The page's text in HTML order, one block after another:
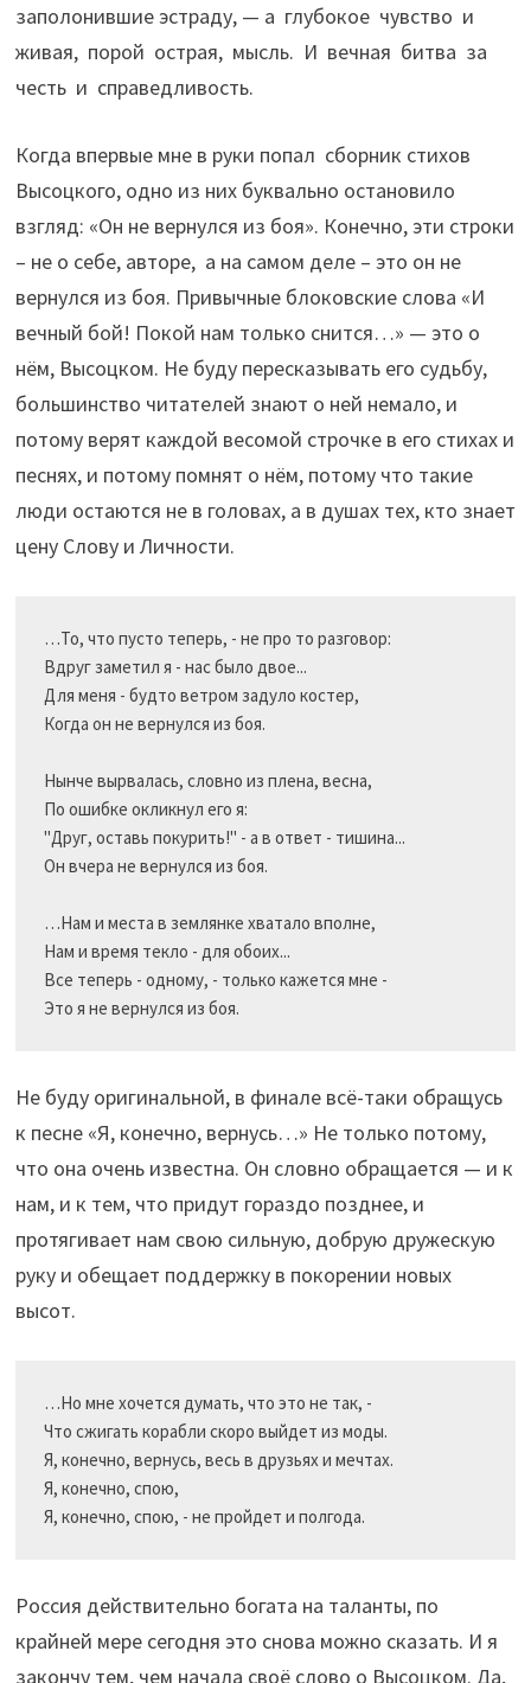
заполонившие эстраду, — а глубокое чувство и
живая, порой острая, мысль. И вечная битва за
честь и справедливость.
Когда впервые мне в руки попал сборник стихов
Высоцкого, одно из них буквально остановило
взгляд: «Он не вернулся из боя». Конечно, эти строки
– не о себе, авторе, а на самом деле – это он не
вернулся из боя. Привычные блоковские слова «И
вечный бой! Покой нам только снится…» — это о
нём, Высоцком. Не буду пересказывать его судьбу,
большинство читателей знают о ней немало, и
потому верят каждой весомой строчке в его стихах и
песнях, и потому помнят о нём, потому что такие
люди остаются не в головах, а в душах тех, кто знает
цену Слову и Личности.
…То, что пусто теперь, - не про то разговор:
Вдруг заметил я - нас было двое...
Для меня - будто ветром задуло костер,
Когда он не вернулся из боя.
Нынче вырвалась, словно из плена, весна,
По ошибке окликнул его я:
"Друг, оставь покурить!" - а в ответ - тишина...
Он вчера не вернулся из боя.
…Нам и места в землянке хватало вполне,
Нам и время текло - для обоих...
Все теперь - одному, - только кажется мне -
Не буду оригинальной, в финале всё-таки обращусь
к песне «Я, конечно, вернусь…» Не только потому,
что она очень известна. Он словно обращается — и к
нам, и к тем, что придут гораздо позднее, и
протягивает нам свою сильную, добрую дружескую
руку и обещает поддержку в покорении новых
высот.
…Но мне хочется думать, что это не так, -
Что сжигать корабли скоро выйдет из моды.
Я, конечно, вернусь, весь в друзьях и мечтах.
Я, конечно, спою,
Россия действительно богата на таланты, по
крайней мере сегодня это снова можно сказать. И я
закончу тем, чем начала своё слово о Высоцком. Да,